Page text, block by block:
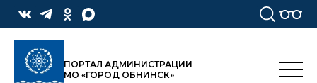
ПОРТАЛ АДМИНИСТРАЦИИ
МО «ГОРОД ОБНИНСК»